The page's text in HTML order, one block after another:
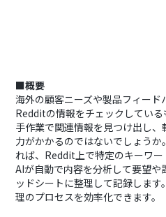
■概要
海外の顧客ニーズや製品フィード
Redditの情報をチェックしてい
手作業で関連情報を見つけ出し
力がかかるのではないでしょう
れば、Reddit上で特定のキーワー
AIが自動で内容を分析して要望
ッドシートに整理して記録しま
理のプロセスを効率化できます。